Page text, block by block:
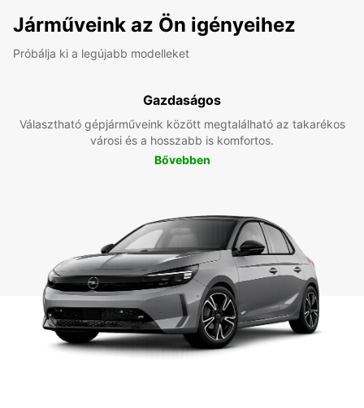
Járműveink az Ön igényeihez
Próbálja ki a legújabb modelleket
Gazdaságos
Választható gépjárműveink között megtalálható az takarékos
városi és a hosszabb is komfortos.
Bővebben